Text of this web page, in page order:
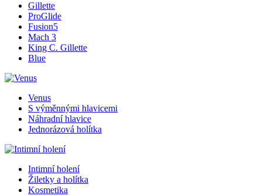
Gillette
ProGlide
Fusion5
Mach 3
King C. Gillette
Blue
Venus
S výměnnými hlavicemi
Náhradní hlavice
Jednorázová holítka
Intimní holení
Žiletky a holítka
Kosmetika